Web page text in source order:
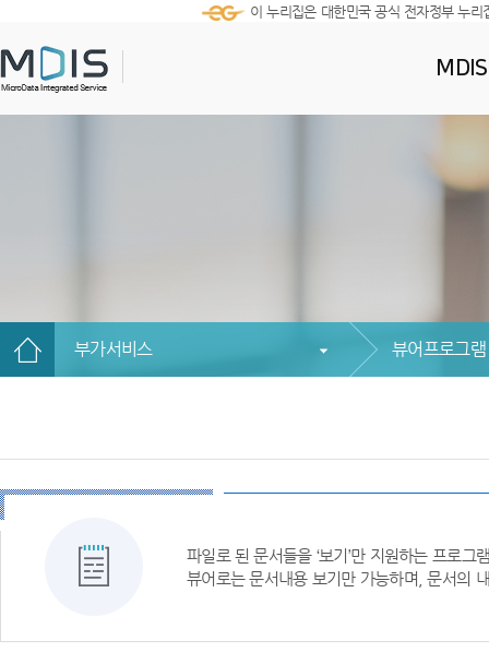
이 누리집은 대한민국 공식 전자정부 누리
부가서비스 뷰어프로그램
파일로 된 문서들을 ‘보기’만 지원하는 프로그
뷰어로는 문서내용 보기만 가능하며, 문서의